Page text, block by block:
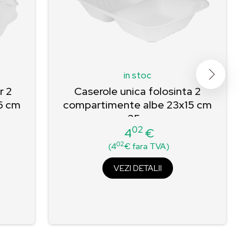
2
cm
in stoc
Caserole unica folosinta 2
compartimente albe 23x15 cm
25...
Pret
402 €
(402€ fara TVA)
VEZI DETALII